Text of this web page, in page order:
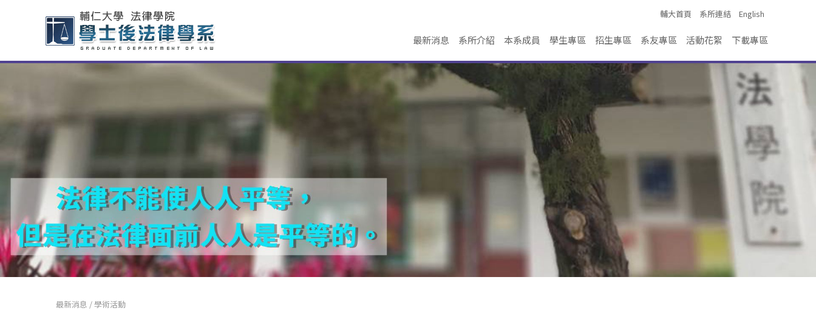
輔大首頁 系所連結 English
最新消息 系所介紹 本系成員 學生專區 招生專區 系友專區 活動花絮 下載專區
最新消息 /學術活動